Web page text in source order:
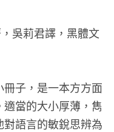
吳莉君譯，黑體文
子，是一本方方面
當的大小厚薄，雋
語言的敏銳思辨為